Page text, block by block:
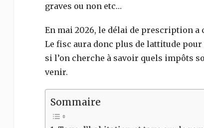
graves ou non etc…
En mai 2026, le délai de prescription a
Le fisc aura donc plus de lattitude
si l’on cherche à savoir quels impôts
venir.
Sommaire